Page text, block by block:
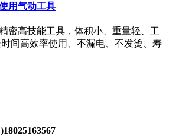
用气动工具
密高技能工具，体积小、重量轻、工
间高效率使用、不漏电、不发烫、寿
18025163567